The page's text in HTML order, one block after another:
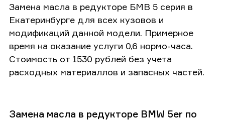
Замена масла в редукторе БМВ 5 серия в
Екатеринбурге для всех кузовов и
модификаций данной модели. Примерное
время на оказание услуги 0,6 нормо-часа.
Стоимость от 1530 рублей без учета
расходных материаллов и запасных частей.
Замена масла в редукторе BMW 5er по